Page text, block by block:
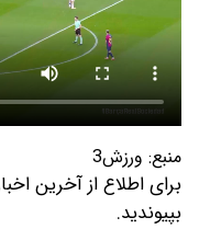
منبع: ورزش3
برای اطلاع از آخرین
بپیوندید.